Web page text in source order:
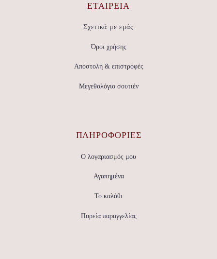
ΕΤΑΙΡΕΊΑ
Σχετικά με εμάς
Όροι χρήσης
Αποστολή & επιστροφές
Μεγεθολόγιο σουτιέν
ΠΛΗΡΟΦΟΡΙΕΣ
Ο λογαριασμός μου
Αγαπημένα
Το καλάθι
Πορεία παραγγελίας